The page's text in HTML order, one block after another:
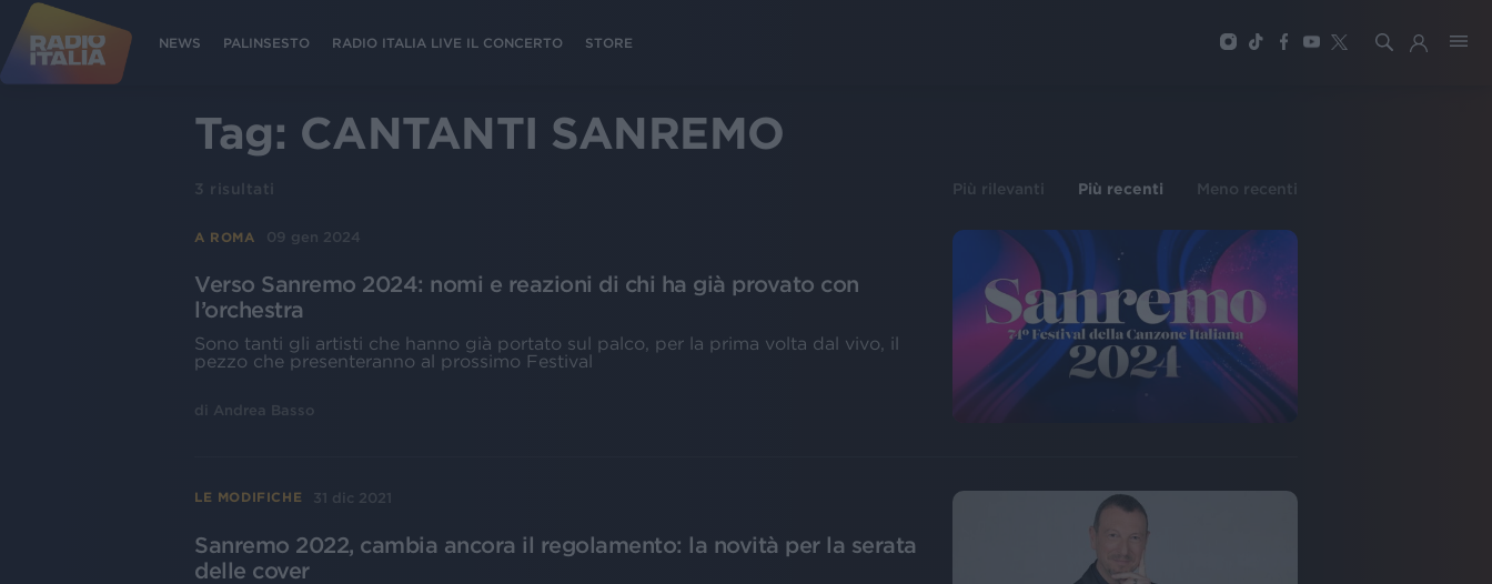
NEWS PALINSESTO RADIO ITALIA LIVE IL CONCERTO STORE
Tag: CANTANTI SANREMO
3 risultati Più rilevanti Più recenti Meno recenti
A ROMA 09 gen 2024
Verso Sanremo 2024: nomi e reazioni di chi ha già provato con
l’orchestra
Sono tanti gli artisti che hanno già portato sul palco, per la prima volta dal vivo, il
pezzo che presenteranno al prossimo Festival
di Andrea Basso
LE MODIFICHE 31 dic 2021
Sanremo 2022, cambia ancora il regolamento: la novità per la serata
delle cover